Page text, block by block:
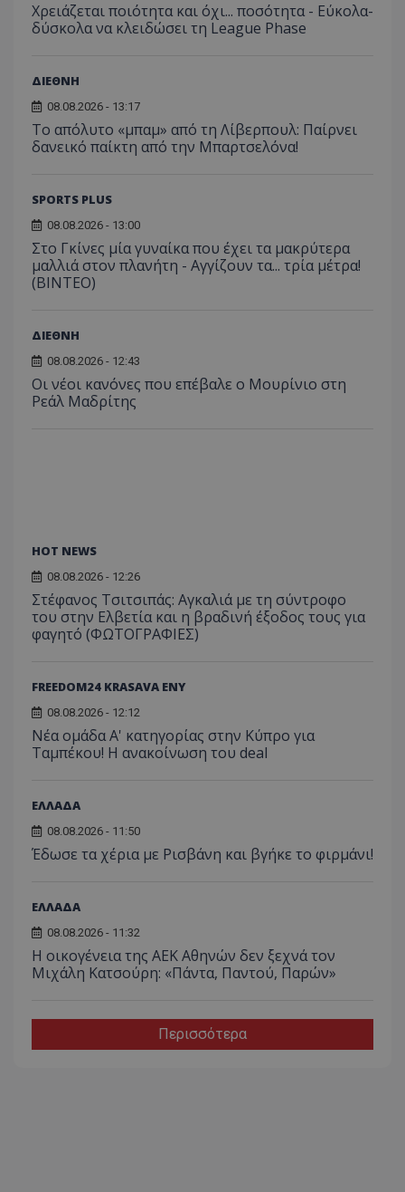
Χρειάζεται ποιότητα και όχι... ποσότητα - Εύκολα-
δύσκολα να κλειδώσει τη League Phase
ΔΙΕΘΝΗ
08.08.2026 - 13:17
Το απόλυτο «μπαμ» από τη Λίβερπουλ: Παίρνει
δανεικό παίκτη από την Μπαρτσελόνα!
SPORTS PLUS
08.08.2026 - 13:00
Στο Γκίνες μία γυναίκα που έχει τα μακρύτερα
μαλλιά στον πλανήτη - Αγγίζουν τα... τρία μέτρα!
(ΒΙΝΤΕΟ)
ΔΙΕΘΝΗ
08.08.2026 - 12:43
Οι νέοι κανόνες που επέβαλε ο Μουρίνιο στη
Ρεάλ Μαδρίτης
HOT NEWS
08.08.2026 - 12:26
Στέφανος Τσιτσιπάς: Αγκαλιά με τη σύντροφο
του στην Ελβετία και η βραδινή έξοδος τους για
φαγητό (ΦΩΤΟΓΡΑΦΙΕΣ)
FREEDOM24 KRASAVA ΕΝΥ
08.08.2026 - 12:12
Νέα ομάδα Α' κατηγορίας στην Κύπρο για
Ταμπέκου! Η ανακοίνωση του deal
ΕΛΛΑΔΑ
08.08.2026 - 11:50
Έδωσε τα χέρια με Ρισβάνη και βγήκε το φιρμάνι!
ΕΛΛΑΔΑ
08.08.2026 - 11:32
Η οικογένεια της ΑΕΚ Αθηνών δεν ξεχνά τον
Μιχάλη Κατσούρη: «Πάντα, Παντού, Παρών»
Περισσότερα